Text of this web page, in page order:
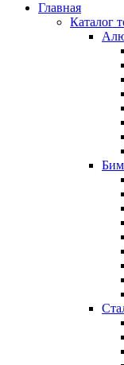
Главная
Каталог